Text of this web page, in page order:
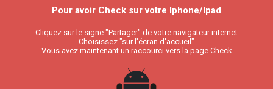
Pour avoir Check sur votre Iphone/Ipad
Cliquez sur le signe "Partager" de votre navigateur internet
Choisissez "sur l'écran d'accueil"
Vous avez maintenant un raccourci vers la page Check